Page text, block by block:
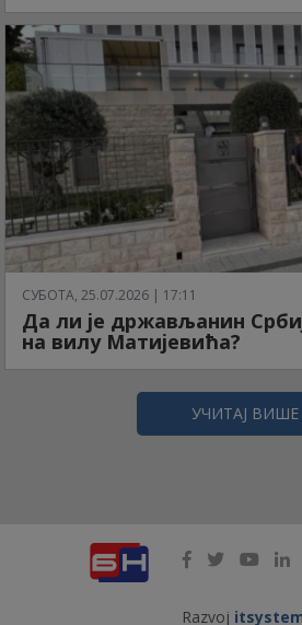
СУБОТА, 25.07.2026 | 17:11
Да ли је држављанин
на вилу Матијевића?
УЧИТАЈ ВИШЕ
Razvoj